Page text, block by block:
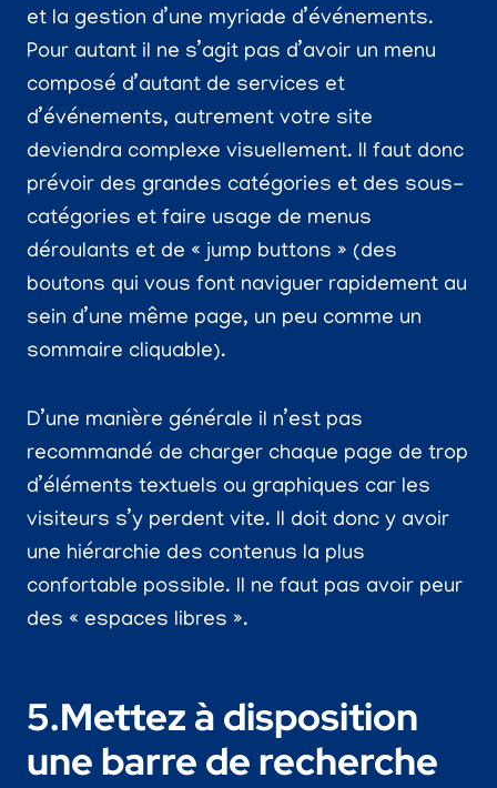
et la gestion d’une myriade d’événements.
Pour autant il ne s’agit pas d’avoir un menu
composé d’autant de services et
d’événements, autrement votre site
deviendra complexe visuellement. Il faut donc
prévoir des grandes catégories et des sous-
catégories et faire usage de menus
déroulants et de « jump buttons » (des
boutons qui vous font naviguer rapidement au
sein d’une même page, un peu comme un
sommaire cliquable).
D’une manière générale il n’est pas
recommandé de charger chaque page de trop
d’éléments textuels ou graphiques car les
visiteurs s’y perdent vite. Il doit donc y avoir
une hiérarchie des contenus la plus
confortable possible. Il ne faut pas avoir peur
des « espaces libres ».
5.Mettez à disposition
une barre de recherche